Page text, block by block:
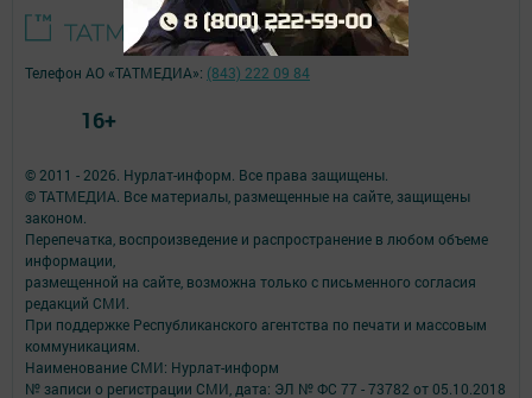
© 2011 - 2026. Нурлат-⁠информ. Все права защищены.
© ТАТМЕДИА. Все материалы, размещенные на сайте, защищены
законом.
Перепечатка, воспроизведение и распространение в любом объеме
информации,
размещенной на сайте, возможна только с письменного согласия
редакций СМИ.
При поддержке Республиканского агентства по печати и массовым
коммуникациям.
Наименование СМИ: Нурлат-⁠информ
№ записи о регистрации СМИ, дата: ЭЛ № ФС 77 -⁠ 73782 от 05.10.2018
Телефон АО «ТАТМЕДИА»: (843) 222 09 84
16+